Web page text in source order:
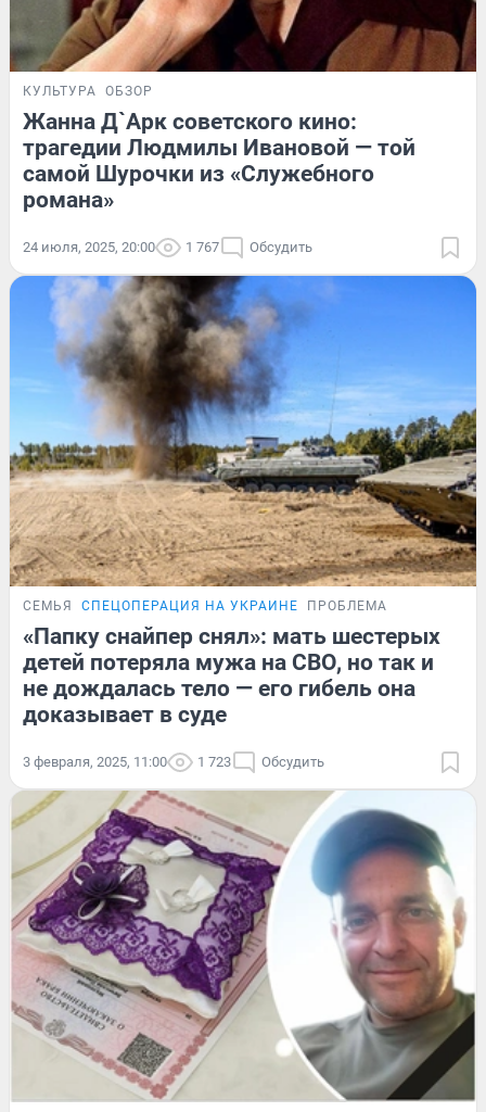
КУЛЬТУРА ОБЗОР
Жанна Д`Арк советского кино:
трагедии Людмилы Ивановой — той
самой Шурочки из «Служебного
романа»
24 июля, 2025, 20:00 1 767 Обсудить
СЕМЬЯ СПЕЦОПЕРАЦИЯ НА УКРАИНЕ ПРОБЛЕМА
«Папку снайпер снял»: мать шестерых
детей потеряла мужа на СВО, но так и
не дождалась тело — его гибель она
доказывает в суде
3 февраля, 2025, 11:00 1 723 Обсудить